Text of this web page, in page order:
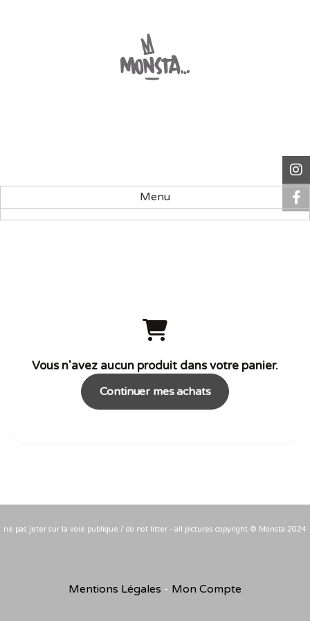
Menu
Vous n'avez aucun produit dans votre panier.
Continuer mes achats
ne pas jeter sur la voie publique / do not litter - all pictures copyright © Monsta 2024
Mentions Légales Mon Compte